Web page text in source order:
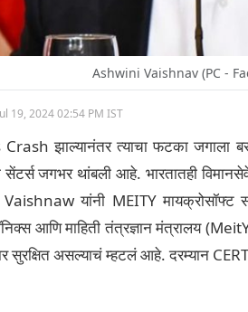
Ashwini Vaishnav (PC -
19, 2024 02:54 PM IST
झाल्यानंतर त्याचा फटका जगाला
सेंटर्स जगभर थांबली आहे. भारतातही
यांनी MEITY मायक्रोसॉफ्ट
आणि माहिती तंत्रज्ञान मंत्रालय
सुरक्षित असल्याचं म्हटलं आहे. दरम्यान